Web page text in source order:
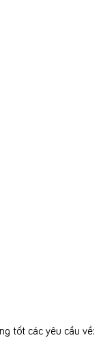
tốt các yêu cầu về: